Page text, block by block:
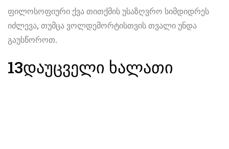
ფილოსოფიური ქვა თითქმის უსაზღვრო სიმდიდრეს
იძლევა, თუმცა ვოლდემორტისთვის თვალი უნდა
გაუსწოროთ.
13დაუცველი ხალათი